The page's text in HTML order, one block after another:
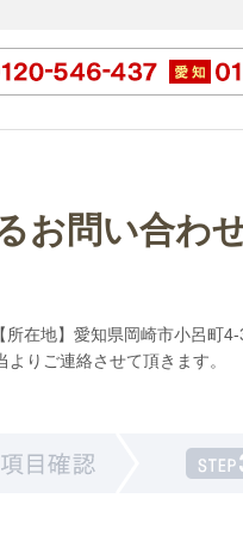
お問い合わ
在地】愛知県岡崎市小呂町4-
りご連絡させて頂きます。